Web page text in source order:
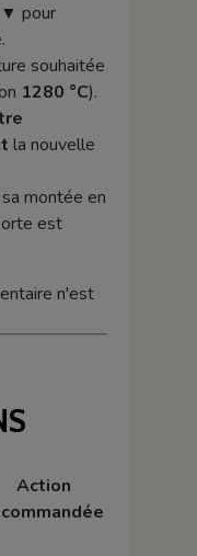
▼ pour
souhaitée
1280 °C).
la nouvelle
montée en
est
n'est
Action